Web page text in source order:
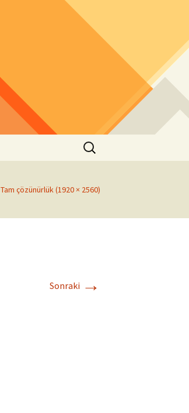
Arama:
Tam çözünürlük (1920 × 2560)
Sonraki →